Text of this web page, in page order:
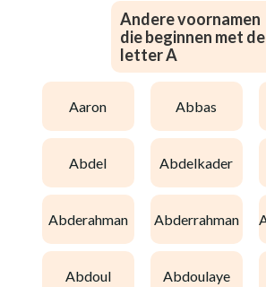
Andere voornamen
die beginnen met de
letter A
aaron abbas
abdel abdelkader
abderahman abderrahman
abdoul abdoulaye